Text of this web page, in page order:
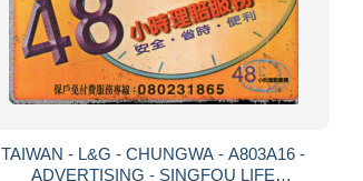
TAIWAN - L&G - CHUNGWA - A803A16 -
ADVERTISING - SINGFOU LIFE